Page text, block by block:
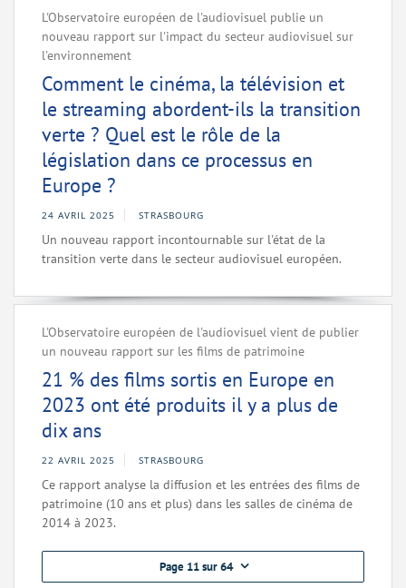
L'Observatoire européen de l'audiovisuel publie un
nouveau rapport sur l'impact du secteur audiovisuel sur
l'environnement
Comment le cinéma, la télévision et
le streaming abordent-ils la transition
verte ? Quel est le rôle de la
législation dans ce processus en
Europe ?
24 AVRIL 2025 STRASBOURG
Un nouveau rapport incontournable sur l'état de la
transition verte dans le secteur audiovisuel européen.
L'Observatoire européen de l'audiovisuel vient de publier
un nouveau rapport sur les films de patrimoine
21 % des films sortis en Europe en
2023 ont été produits il y a plus de
dix ans
22 AVRIL 2025 STRASBOURG
Ce rapport analyse la diffusion et les entrées des films de
patrimoine (10 ans et plus) dans les salles de cinéma de
2014 à 2023.
Page 11 sur 64